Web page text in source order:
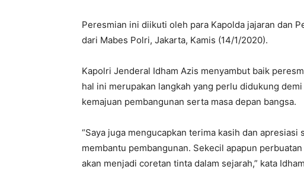
Peresmian ini diikuti oleh para Kapolda jajaran dan
dari Mabes Polri, Jakarta, Kamis (14/1/2020).
Kapolri Jenderal Idham Azis menyambut baik
hal ini merupakan langkah yang perlu didukung
kemajuan pembangunan serta masa depan bangsa.
“Saya juga mengucapkan terima kasih dan
membantu pembangunan. Sekecil apapun
akan menjadi coretan tinta dalam sejarah,” kata